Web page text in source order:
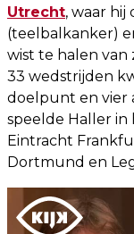
Utrecht, waar
(teelbalkanker)
wist te halen van
33 wedstrijden
doelpunt en vier
speelde Haller
Eintracht
Dortmund en